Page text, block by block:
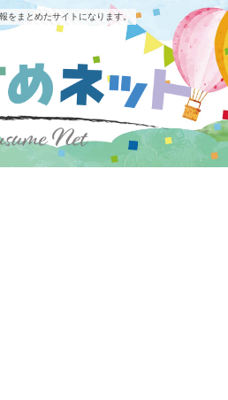
をまとめたサイトになります。